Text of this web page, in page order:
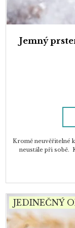
Jemný
Kromě neuvěřitelné
neustále při sobě.
JEDINEČNÝ